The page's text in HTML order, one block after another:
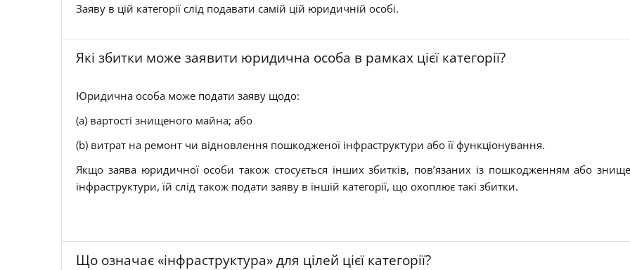
Заяву в цій категорії слід подавати самій цій юридичній особі.
Які збитки може заявити юридична особа в рамках цієї категорії?
Юридична особа може подати заяву щодо:
(a) вартості знищеного майна; або
(b) витрат на ремонт чи відновлення пошкодженої інфраструктури або її функціонування.
Якщо заява юридичної особи також стосується інших збитків, пов’язаних із пошкодженням або
інфраструктури, їй слід також подати заяву в іншій категорії, що охоплює такі збитки.
Що означає «інфраструктура» для цілей цієї категорії?